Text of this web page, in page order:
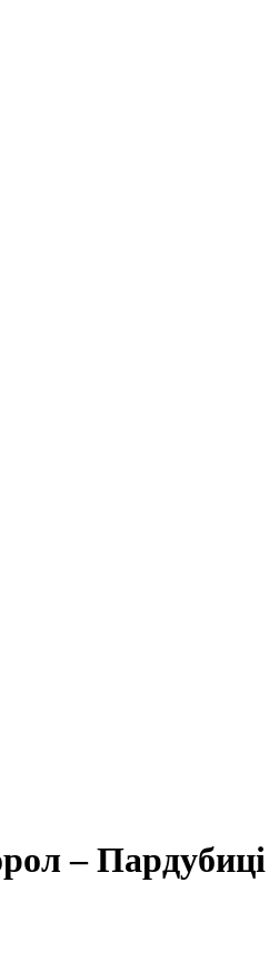
– Пардубиці